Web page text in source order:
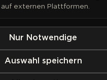
externen Plattformen.
Nur Notwendige
Auswahl speichern